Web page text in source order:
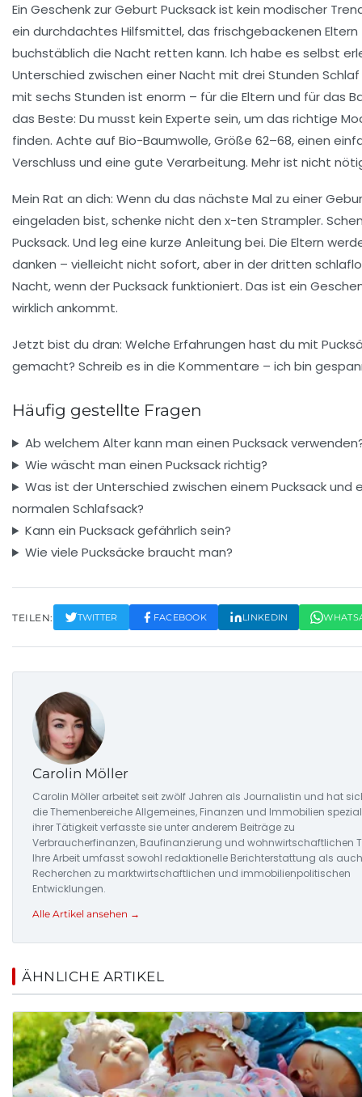
Ein Geschenk zur Geburt Pucksackist kein modischer
ein durchdachtes Hilfsmittel, das frischgebackenen Eltern
buchstäblich die Nacht retten kann. Ich habe es selbst
Unterschied zwischen einer Nacht mit drei Stunden
mit sechs Stunden ist enorm – für die Eltern und für das
das Beste: Du musst kein Experte sein, um das richtige
finden. Achte auf Bio-Baumwolle, Größe 62–68, einen
Verschluss und eine gute Verarbeitung. Mehr ist nicht
Mein Rat an dich: Wenn du das nächste Mal zu einer
eingeladen bist, schenke nicht den x-ten Strampler.
Pucksack. Und leg eine kurze Anleitung bei. Die Eltern
danken – vielleicht nicht sofort, aber in der dritten
Nacht, wenn der Pucksack funktioniert. Das ist ein
wirklich ankommt.
Jetzt bist du dran: Welche Erfahrungen hast du mit
gemacht? Schreib es in die Kommentare – ich bin
Häufig gestellte Fragen
Ab welchem Alter kann man einen Pucksack
Wie wäscht man einen Pucksack richtig?
Was ist der Unterschied zwischen einem Pucksack und
normalen Schlafsack?
Kann ein Pucksack gefährlich sein?
Wie viele Pucksäcke braucht man?
TEILEN: TWITTER FACEBOOK LINKEDIN
Carolin Möller
Carolin Möller arbeitet seit zwölf Jahren als Journalistin und hat
die Themenbereiche Allgemeines, Finanzen und Immobilien
ihrer Tätigkeit verfasste sie unter anderem Beiträge zu
Verbraucherfinanzen, Baufinanzierung und wohnwirtschaftlichen
Ihre Arbeit umfasst sowohl redaktionelle Berichterstattung als auch
Recherchen zu marktwirtschaftlichen und immobilienpolitischen
Entwicklungen.
Alle Artikel ansehen →
ÄHNLICHE ARTIKEL